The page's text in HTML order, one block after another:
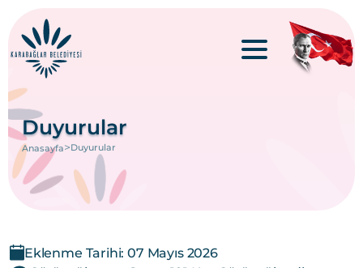
Duyurular
Anasayfa>Duyurular
Eklenme Tarihi: 07 Mayıs 2026